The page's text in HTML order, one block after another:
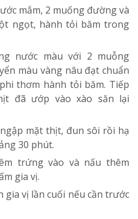
mắm, 2 muống đường và
ngọt, hành tỏi băm trong
nước màu với 2 muỗng
màu vàng nâu đạt chuẩn
thơm hành tỏi băm. Tiếp
đã ướp vào xào săn lại
mặt thịt, đun sôi rồi hạ
30 phút.
trứng vào và nấu thêm
gia vị.
gia vị lần cuối nếu cần trước